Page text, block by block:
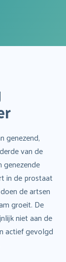
genezend,
van de
in de prostaat
de artsen
groeit. De
niet aan de
actief gevolgd